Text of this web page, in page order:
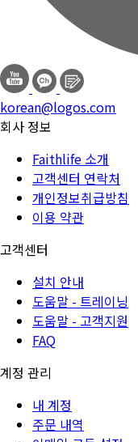
korean@logos.com
회사 정보
Faithlife 소개
고객센터 연락처
개인정보취급방침
이용 약관
고객센터
설치 안내
도움말 - 트레이닝
도움말 - 고객지원
FAQ
계정 관리
내 계정
주문 내역